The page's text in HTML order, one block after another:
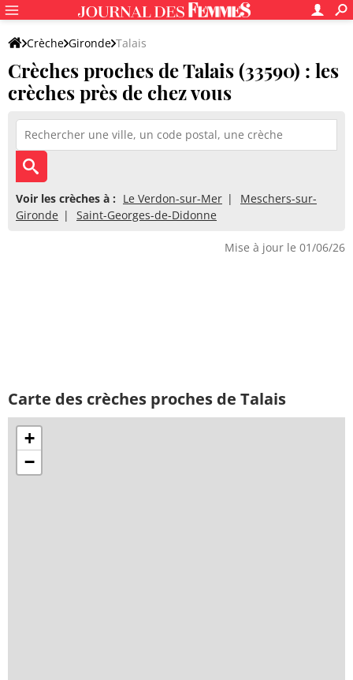
Crèche Gironde Talais
Crèches proches de Talais (33590) : les
crèches près de chez vous
Voir les crèches à : Le Verdon-sur-Mer
Meschers-sur-
Gironde
Saint-Georges-de-Didonne
Mise à jour le 01/06/26
Carte des crèches proches de Talais
+
−